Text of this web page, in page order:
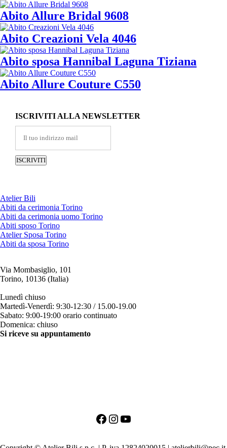
Abito Allure Bridal 9608
Abito Creazioni Vela 4046
Abito sposa Hannibal Laguna Tiziana
Abito Allure Couture C550
ISCRIVITI ALLA NEWSLETTER
Atelier Bili
Abiti da cerimonia Torino
Abiti da cerimonia uomo Torino
Abiti sposo Torino
Atelier Sposa Torino
Abiti da sposa Torino
Via Mombasiglio, 101
Torino, 10136 (Italia)
Lunedì chiuso
Martedì-Venerdì: 9:30-12:30 / 15.00-19.00
Sabato: 9:00-19:00 orario continuato
Domenica: chiuso
Si riceve su appuntamento
Facebook
Instagram
YouTube